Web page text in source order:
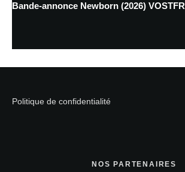
Bande-annonce Newborn (2026) VOSTFR
Politique de confidentialité
NOS PARTENAIRES